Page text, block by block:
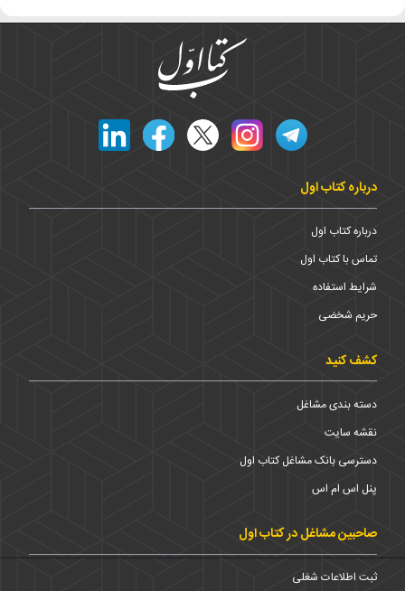
درباره کتاب اول
درباره کتاب اول
تماس با کتاب اول
شرایط استفاده
حریم شخضی
کشف کنید
دسته بندی مشاغل
نقشه سایت
دسترسی بانک مشاغل کتاب اول
پنل اس ام اس
صاحبین مشاغل در کتاب اول
ثبت اطلاعات شغلی